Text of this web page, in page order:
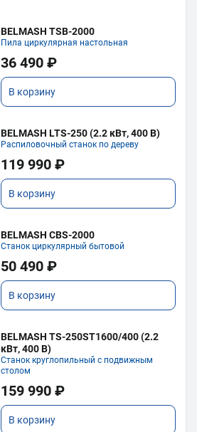
BELMASH TSB-2000
Пила циркулярная настольная
36 490 ₽
В корзину
BELMASH LTS-250 (2.2 кВт, 400 В)
Распиловочный станок по дереву
119 990 ₽
В корзину
BELMASH CBS-2000
Станок циркулярный бытовой
50 490 ₽
В корзину
BELMASH TS-250ST1600/400 (2.2
кВт, 400 В)
Станок круглопильный с подвижным
столом
159 990 ₽
В корзину